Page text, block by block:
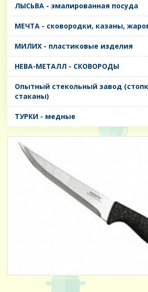
ЛЫСЬВА - эмалированная посуда
МЕЧТА - сковородки, казаны,
МИЛИХ - пластиковые изделия
НЕВА-МЕТАЛЛ - СКОВОРОДЫ
Опытный стекольный завод
стаканы)
ТУРКИ - медные